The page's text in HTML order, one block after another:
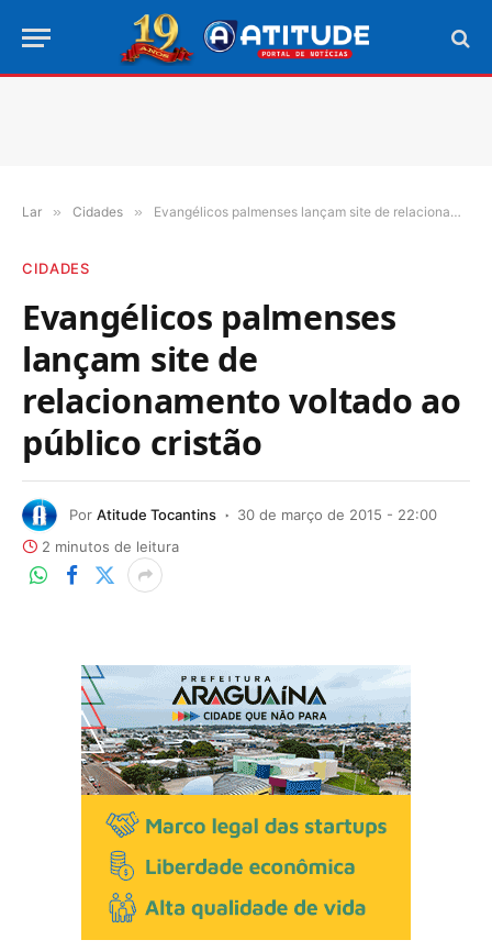
Lar » Cidades » Evangélicos palmenses lançam site de relacionamento voltado ao público cristão
CIDADES
Evangélicos palmenses
lançam site de
relacionamento voltado ao
público cristão
Por Atitude Tocantins
30 de março de 2015 - 22:00
2 minutos de leitura